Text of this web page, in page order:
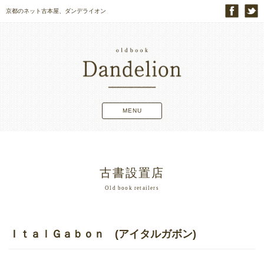
京都のネット古本屋、ダンデライオン
MENU
古書設置店
Old book retailers
ＩｔａｌＧａｂｏｎ (アイタルガボン)